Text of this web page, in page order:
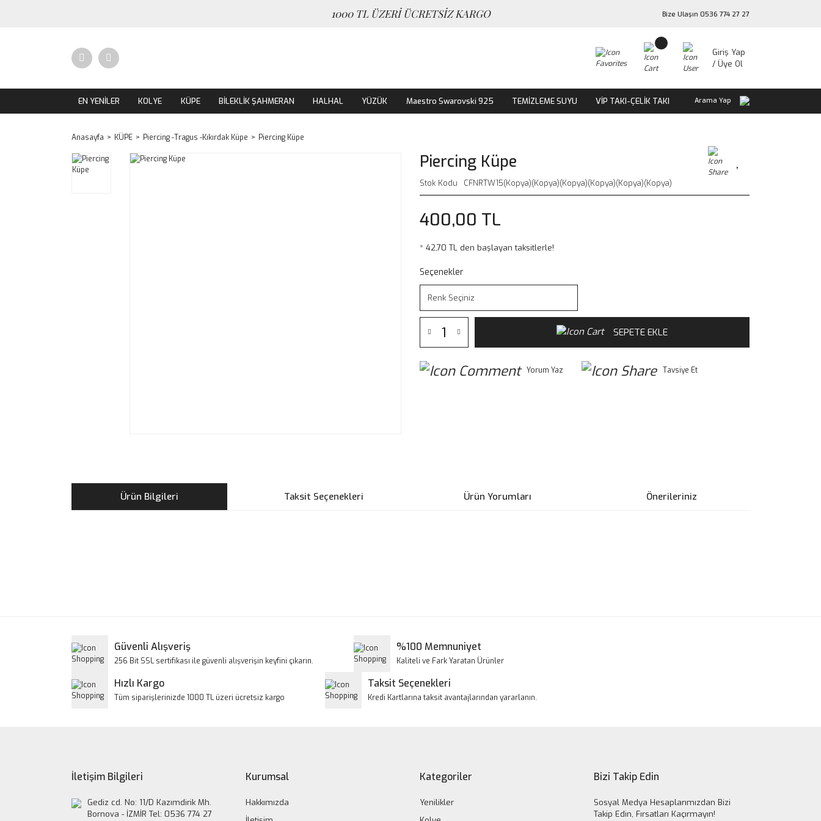
1000 TL ÜZERİ ÜCRETSİZ KARGO Bize Ulaşın 0536 774 27 27
Giriş Yap
/ Üye Ol
EN YENİLER KOLYE KÜPE BİLEKLİK ŞAHMERAN HALHAL YÜZÜK Maestro Swarovski 925 TEMİZLEME SUYU VİP TAKI-ÇELİK TAKI Arama Yap
Anasayfa KÜPE Piercing -Tragus -Kıkırdak Küpe Piercing Küpe
Piercing Küpe
Stok Kodu CFNRTW15(Kopya)(Kopya)(Kopya)(Kopya)(Kopya)(Kopya)
400,00 TL
* 42,70 TL den başlayan taksitlerle!
Seçenekler
SEPETE EKLE
Yorum Yaz Tavsiye Et
Ürün Bilgileri Taksit Seçenekleri Ürün Yorumları Önerileriniz
Ürün fiyatı diğer sitelerden daha pahalı.
Güvenli Alışveriş
256 Bit SSL sertifikası ile güvenli alışverişin keyfini çıkarın.
%100 Memnuniyet
Kaliteli ve Fark Yaratan Ürünler
Hızlı Kargo
Tüm siparişlerinizde 1000 TL üzeri ücretsiz kargo
Taksit Seçenekleri
Kredi Kartlarına taksit avantajlarından yararlanın.
İletişim Bilgileri
Gediz cd. No: 11/D Kazımdirik Mh.
Bornova - İZMİR Tel: 0536 774 27
Kurumsal
Hakkımızda
Kategoriler
Yenilikler
Bizi Takip Edin
Sosyal Medya Hesaplarımızdan Bizi
Takip Edin, Fırsatları Kaçırmayın!